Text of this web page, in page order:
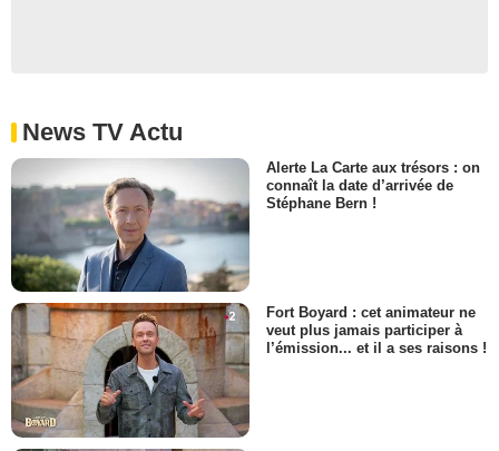
News TV Actu
Alerte La Carte aux trésors : on
connaît la date d’arrivée de
Stéphane Bern !
Fort Boyard : cet animateur ne
veut plus jamais participer à
l’émission... et il a ses raisons !